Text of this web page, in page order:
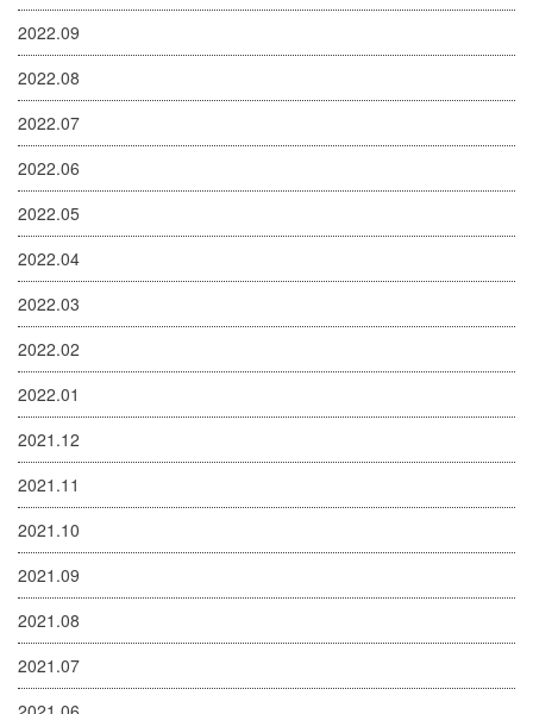
2022.09
2022.08
2022.07
2022.06
2022.05
2022.04
2022.03
2022.02
2022.01
2021.12
2021.11
2021.10
2021.09
2021.08
2021.07